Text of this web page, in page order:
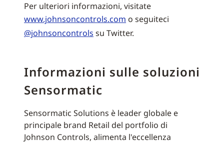
Per ulteriori informazioni, visitate
www.johnsoncontrols.com o seguiteci
@johnsoncontrols su Twitter.
Informazioni sulle soluzioni
Sensormatic
Sensormatic Solutions è leader globale e
principale brand Retail del portfolio di
Johnson Controls, alimenta l'eccellenza